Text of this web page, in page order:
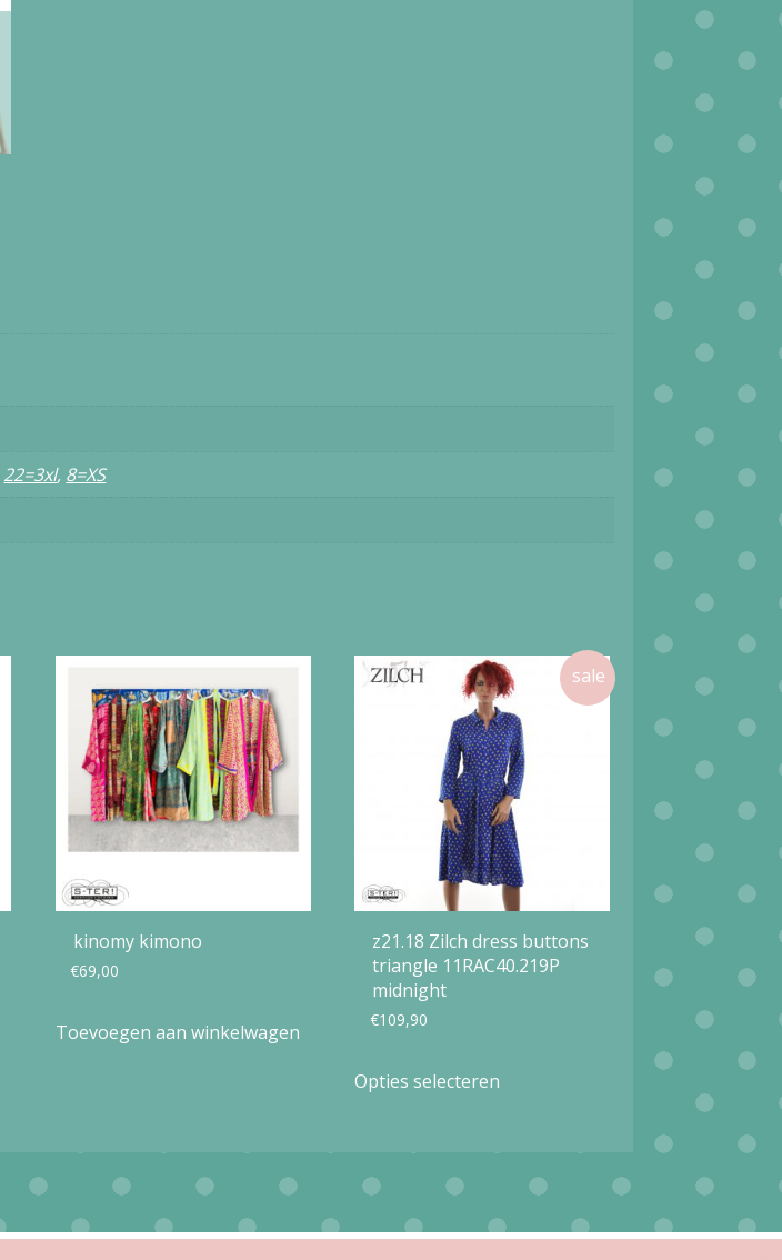
22=3xl, 8=XS
kinomy kimono
€69,00
Toevoegen aan winkelwagen
z21.18 Zilch dress buttons
triangle 11RAC40.219P
midnight
€109,90
Opties selecteren
Deze